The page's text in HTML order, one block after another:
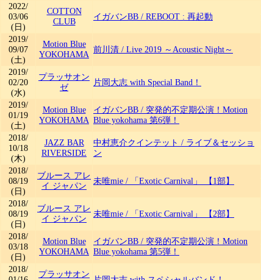
2022/
03/06
(日)
COTTON
CLUB
イガバンBB / REBOOT : 再起動
2019/
09/07
(土)
Motion Blue
YOKOHAMA 前川清 / Live 2019 ～Acoustic Night～
2019/
02/20
(水)
プラッサオン
ゼ
片岡大志 with Special Band！
2019/
01/19
(土)
Motion Blue
YOKOHAMA
イガバンBB / 突発的不定期公演！Motion
Blue yokohama 第6弾！
2018/
10/18
(木)
JAZZ BAR
RIVERSIDE
中村恵介クインテット / ライブ＆セッショ
ン
2018/
08/19
(日)
ブルース アレ
イ ジャパン
未唯mie / 「Exotic Carnival」 【1部】
2018/
08/19
(日)
ブルース アレ
イ ジャパン
未唯mie / 「Exotic Carnival」 【2部】
2018/
03/18
(日)
Motion Blue
YOKOHAMA
イガバンBB / 突発的不定期公演！Motion
Blue yokohama 第5弾！
2018/
プラッサオン